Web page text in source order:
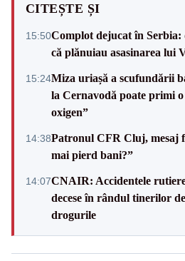
CITEȘTE ȘI
15:50Complot dejucat în Serbia:
că plănuiau asasinarea lui
15:24Miza uriașă a scufundării
la Cernavodă poate primi
oxigen”
14:38Patronul CFR Cluj, mesaj
mai pierd bani?”
14:07CNAIR: Accidentele
decese în rândul tinerilor
drogurile